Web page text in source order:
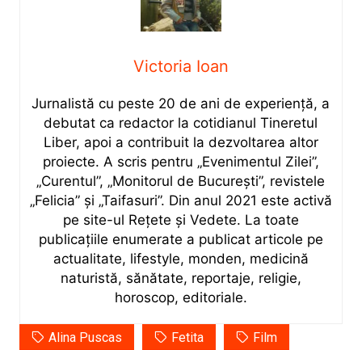
Victoria Ioan
Jurnalistă cu peste 20 de ani de experiență, a
debutat ca redactor la cotidianul Tineretul
Liber, apoi a contribuit la dezvoltarea altor
proiecte. A scris pentru „Evenimentul Zilei”,
„Curentul”, „Monitorul de București”, revistele
„Felicia” și „Taifasuri”. Din anul 2021 este activă
pe site-ul Rețete și Vedete. La toate
publicațiile enumerate a publicat articole pe
actualitate, lifestyle, monden, medicină
naturistă, sănătate, reportaje, religie,
horoscop, editoriale.
Alina Puscas Fetita Film